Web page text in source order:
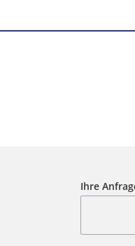
Ihre